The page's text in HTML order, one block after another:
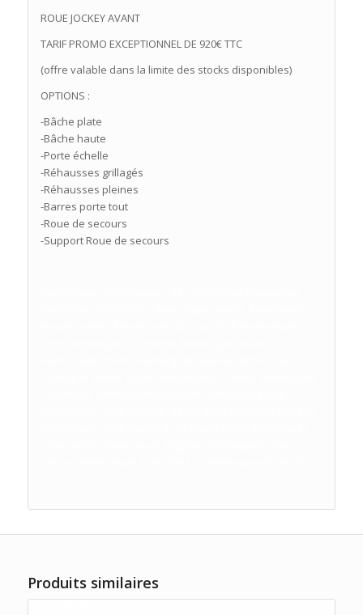
ROUE JOCKEY AVANT
TARIF PROMO EXCEPTIONNEL DE 920€ TTC
(offre valable dans la limite des stocks disponibles)
OPTIONS :
-Bâche plate
-Bâche haute
-Porte échelle
-Réhausses grillagés
-Réhausses pleines
-Barres porte tout
-Roue de secours
-Support Roue de secours
Produits similaires